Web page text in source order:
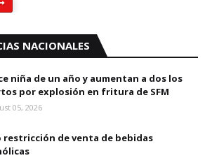
NACIONALES
niña de un año y aumentan a dos los
por explosión en fritura de SFM
05, 2026
restricción de venta de bebidas